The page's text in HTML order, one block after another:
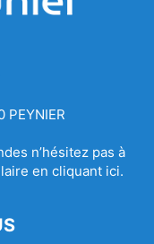
PEYNIER
n’hésitez pas à
en cliquant ici.